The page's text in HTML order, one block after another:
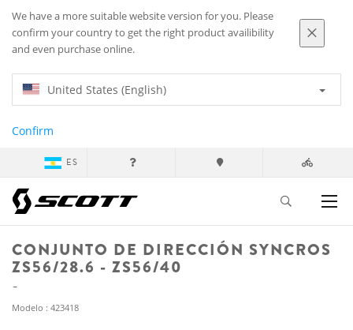
We have a more suitable website version for you. Please
confirm your country to get the right product availibility
and even purchase online.
United States (English)
Confirm
ES
CONJUNTO DE DIRECCIÓN SYNCROS
ZS56/28.6 - ZS56/40
Modelo : 423418